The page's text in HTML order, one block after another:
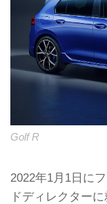
Golf R
2022年1月1日に
ドディレクター